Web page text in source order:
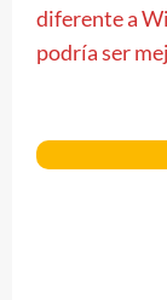
diferente a
podría ser